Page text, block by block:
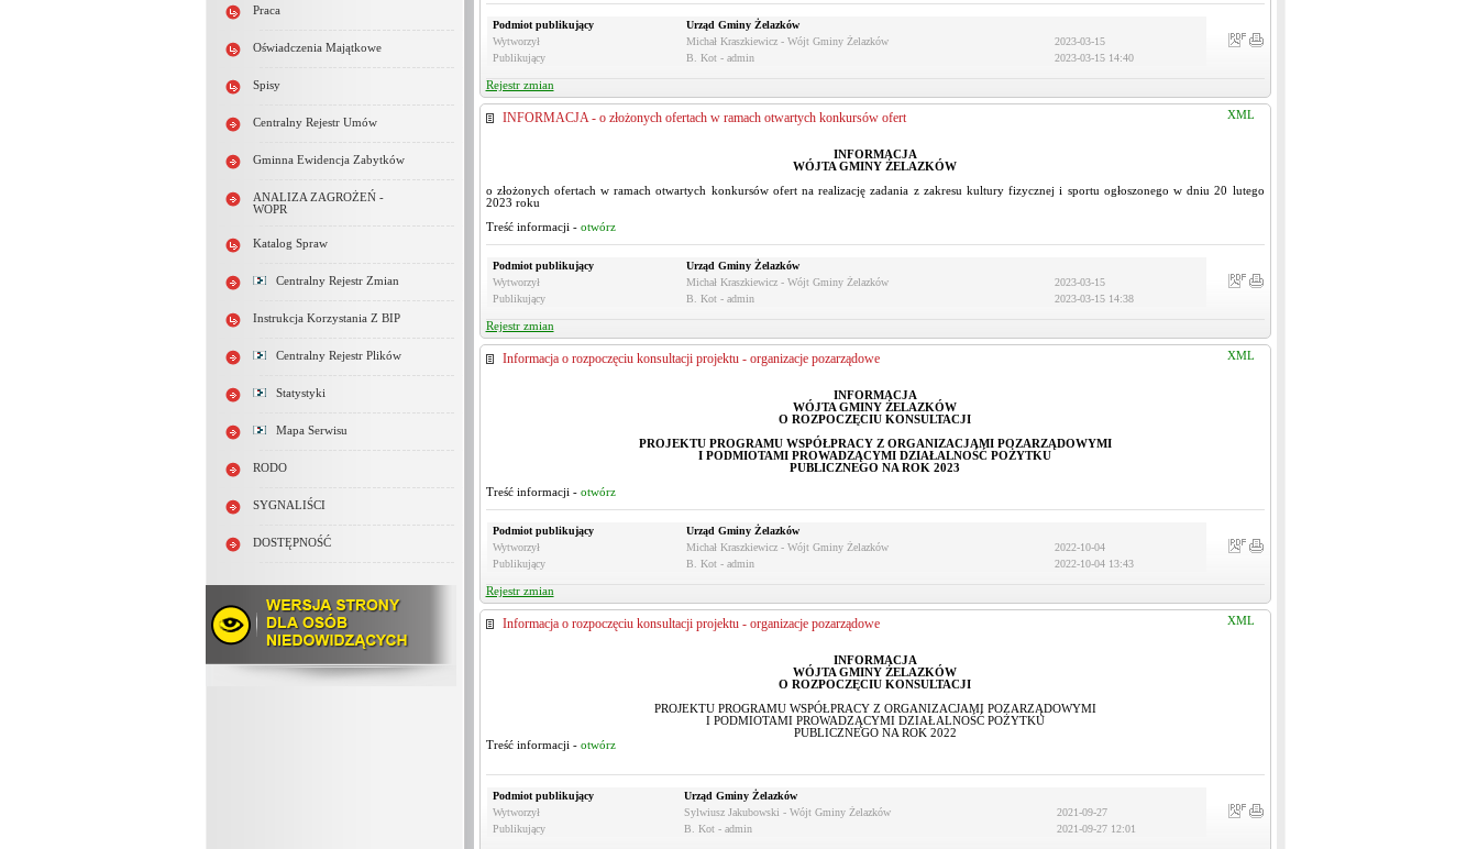
Praca
Oświadczenia Majątkowe
Spisy
Centralny Rejestr Umów
Gminna Ewidencja Zabytków
ANALIZA ZAGROŻEŃ -
WOPR
Katalog Spraw
Centralny Rejestr Zmian
Instrukcja Korzystania Z BIP
Centralny Rejestr Plików
Statystyki
Mapa Serwisu
RODO
SYGNALIŚCI
DOSTĘPNOŚĆ
Podmiot publikujący
Urząd Gminy Żelazków
Wytworzył
Michał Kraszkiewicz - Wójt Gminy Żelazków
2023-03-15
Publikujący
B. Kot - admin 2023-03-15 14:40
Rejestr zmian
XML
INFORMACJA - o złożonych ofertach w ramach otwartych konkursów ofert
INFORMACJA
WÓJTA GMINY ŻELAZKÓW
o złożonych ofertach w ramach otwartych konkursów ofert na realizację zadania z zakresu kultury fizycznej i sportu ogłoszonego w dniu 20 lutego
2023 roku
Treść informacji - otwórz
Podmiot publikujący
Urząd Gminy Żelazków
Wytworzył
Michał Kraszkiewicz - Wójt Gminy Żelazków
2023-03-15
Publikujący
B. Kot - admin 2023-03-15 14:38
Rejestr zmian
XML
Informacja o rozpoczęciu konsultacji projektu - organizacje pozarządowe
INFORMACJA
WÓJTA GMINY ŻELAZKÓW
O ROZPOCZĘCIU KONSULTACJI
PROJEKTU PROGRAMU WSPÓŁPRACY Z ORGANIZACJAMI POZARZĄDOWYMI
I PODMIOTAMI PROWADZĄCYMI DZIAŁALNOŚĆ POŻYTKU
PUBLICZNEGO NA ROK 2023
Treść informacji - otwórz
Podmiot publikujący
Urząd Gminy Żelazków
Wytworzył
Michał Kraszkiewicz - Wójt Gminy Żelazków
2022-10-04
Publikujący
B. Kot - admin 2022-10-04 13:43
Rejestr zmian
XML
Informacja o rozpoczęciu konsultacji projektu - organizacje pozarządowe
INFORMACJA
WÓJTA GMINY ŻELAZKÓW
O ROZPOCZĘCIU KONSULTACJI
PROJEKTU PROGRAMU WSPÓŁPRACY Z ORGANIZACJAMI POZARZĄDOWYMI
I PODMIOTAMI PROWADZĄCYMI DZIAŁALNOŚĆ POŻYTKU
PUBLICZNEGO NA ROK 2022
Treść informacji - otwórz
Podmiot publikujący
Urząd Gminy Żelazków
Wytworzył
Sylwiusz Jakubowski - Wójt Gminy Żelazków
2021-09-27
Publikujący
B. Kot - admin 2021-09-27 12:01